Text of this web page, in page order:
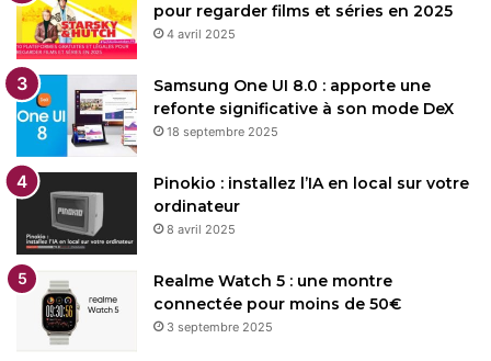
pour regarder films et séries en 2025
4 avril 2025
Samsung One UI 8.0 : apporte une
refonte significative à son mode DeX
18 septembre 2025
Pinokio : installez l’IA en local sur votre
ordinateur
8 avril 2025
Realme Watch 5 : une montre
connectée pour moins de 50€
3 septembre 2025